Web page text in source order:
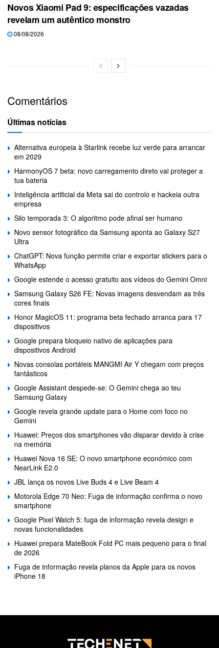
Novos Xiaomi Pad 9: especificações vazadas
revelam um autêntico monstro
08/08/2026
Comentários
Últimas notícias
Alternativa europeia à Starlink recebe luz verde para arrancar
em 2029
HarmonyOS 7 beta: novo carregamento direto vai proteger a
tua bateria
Inteligência artificial da Meta sai do controlo e hackeia outra
empresa
Silo temporada 3: O algoritmo pode afinal ser humano
Novo sensor fotográfico da Samsung aponta ao Galaxy S27
Ultra
ChatGPT: Nova função permite criar e exportar stickers para o
WhatsApp
Google estende o acesso gratuito aos vídeos do Gemini Omni
Samsung Galaxy S26 FE: Novas imagens desvendam as três
cores finais
Honor MagicOS 11: programa beta fechado arranca para 17
dispositivos
Google prepara bloqueio nativo de aplicações para
dispositivos Android
Novas consolas portáteis MANGMI Air Y chegam com preços
fantásticos
Google Assistant despede-se: O Gemini chega ao teu
Samsung Galaxy
Google revela grande update para o Home com foco no
Gemini
Huawei: Preços dos smartphones vão disparar devido à crise
na memória
Huawei Nova 16 SE: O novo smartphone económico com
NearLink E2.0
JBL lança os novos Live Buds 4 e Live Beam 4
Motorola Edge 70 Neo: Fuga de informação confirma o novo
smartphone
Google Pixel Watch 5: fuga de informação revela design e
novas funcionalidades
Huawei prepara MateBook Fold PC mais pequeno para o final
de 2026
Fuga de informação revela planos da Apple para os novos
iPhone 18